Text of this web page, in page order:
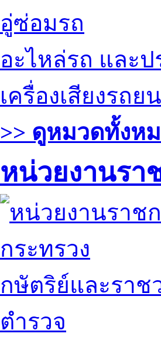
อู่ซ่อมรถ
อะไหล่รถ และ
เครื่องเสียงรถย
>> ดูหมวดทั้งห
หน่วยงานรา
กระทรวง
กษัตริย์และราช
ตำรวจ